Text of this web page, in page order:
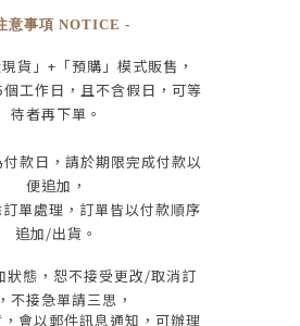
意事項 NOTICE -
現貨」+ 「預購」模式販售，
個工作日 ，且不含假日 ， 可等
待者再下單 。
付款日，請於期限完成付款以
便追加，
單處理，訂單皆以付款順序
追加/出貨 。
狀態，恕不接受更改/取消訂
不接急單請三思 ，
會以郵件訊息通知，可辦理